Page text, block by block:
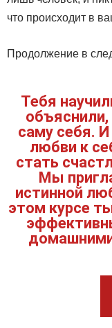
что происходит в
Продолжение в
Тебя
саму себя. И
любви к
стать
Мы
истинной
этом курсе